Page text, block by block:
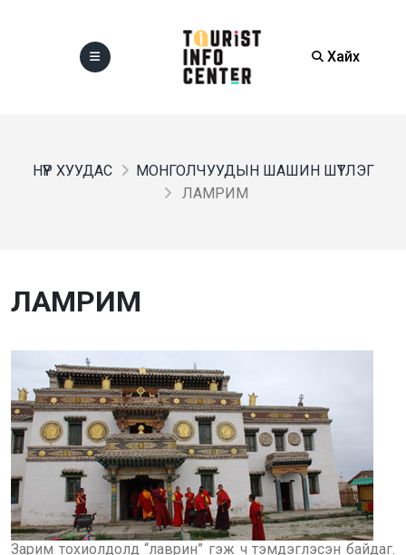
Хайх
НҮҮР ХУУДАС
МОНГОЛЧУУДЫН ШАШИН ШҮТЛЭГ
ЛАМРИМ
ЛАМРИМ
Зарим тохиолдолд “лаврин” гэж ч тэмдэглэсэн байдаг.